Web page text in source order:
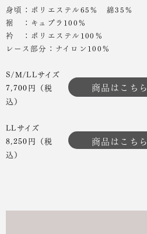
身頃：ポリエステル65％ 綿35％
裾 ：キュプラ100％
衿 ：ポリエステル100％
レース部分：ナイロン100％
S/M/LLサイズ
7,700円（税
込）
商品はこちら
LLサイズ
8,250円（税
込）
商品はこちら